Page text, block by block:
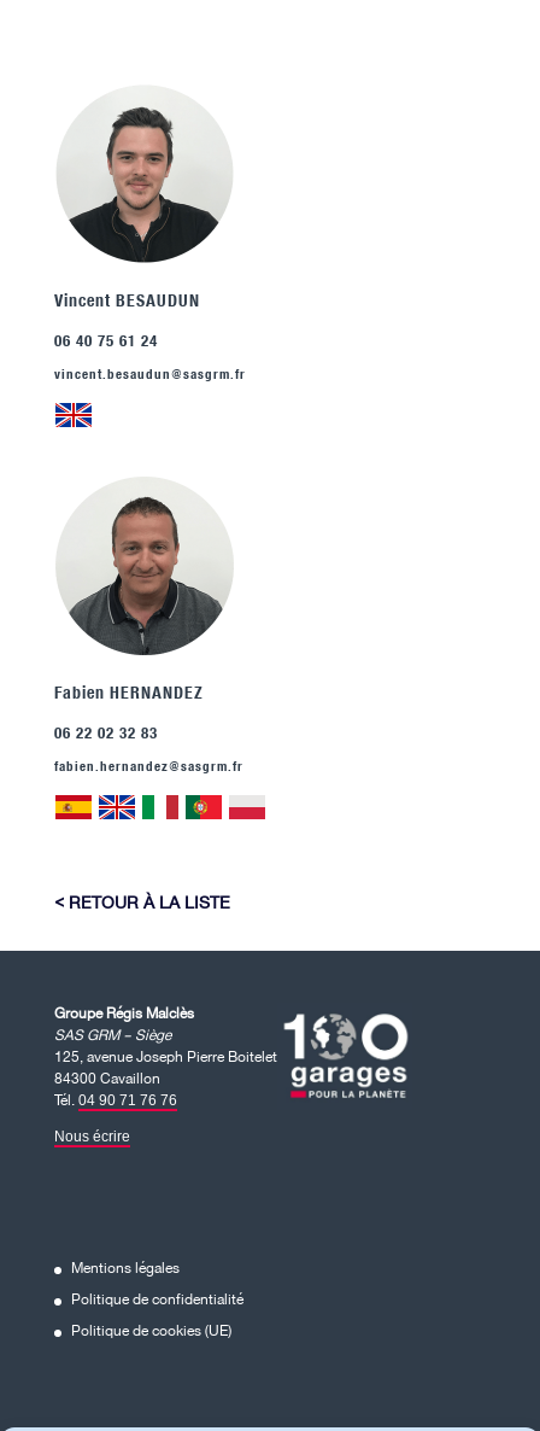
Vincent BESAUDUN
06 40 75 61 24
vincent.besaudun@sasgrm.fr
Fabien HERNANDEZ
06 22 02 32 83
fabien.hernandez@sasgrm.fr
RETOUR À LA LISTE
Groupe Régis Malclès
SAS GRM – Siège
125, avenue Joseph Pierre Boitelet
84300 Cavaillon
Tél. 04 90 71 76 76
Nous écrire
Mentions légales
Politique de confidentialité
Politique de cookies (UE)